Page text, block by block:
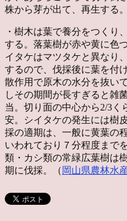
株から芽が出て、再生する
・樹木は葉で養分をつくり
する。落葉樹が赤や黄に色
イタケはマツタケと異なり
するので、伐採後に葉を付
散作用で原木の水分を抜い
しその期間が長すぎると雑
当。切り面の中心から2/3く
安。シイタケの発生には樹
採の適期は、一般に黄葉の
いわれており７分程度まで
類・カシ類の常緑広葉樹は
期に伐採。（ 岡山県農林水